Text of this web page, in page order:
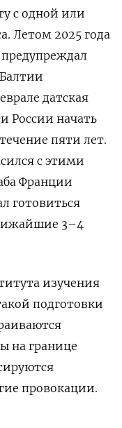
с одной или
Летом 2025 года
датская
России начать
пяти лет.
с этими
Франции
готовиться
3–4
изучения
подготовки
на границе
провокации.